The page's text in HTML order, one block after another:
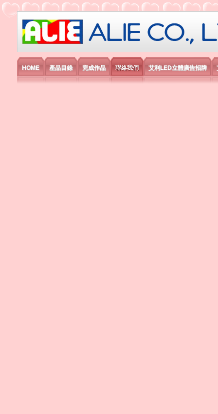
艾利國際電子有限公司
HOME 產品目錄 完成作品 聯絡我們 艾利LED立體廣告招牌